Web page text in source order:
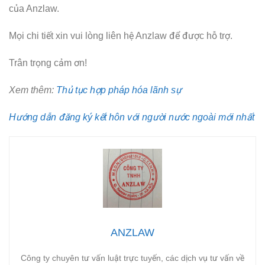
của Anzlaw.
Mọi chi tiết xin vui lòng liên hệ Anzlaw để được hỗ trợ.
Trân trọng cảm ơn!
Xem thêm: Thủ tục hợp pháp hóa lãnh sự
Hướng dẫn đăng ký kết hôn với người nước ngoài mới nhất
ANZLAW
Công ty chuyên tư vấn luật trực tuyến, các dịch vụ tư vấn về